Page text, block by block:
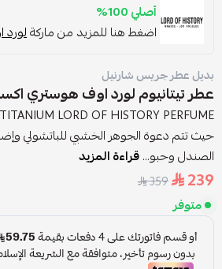
أصلي 100%
اضغط هنا للمزيد من ماركة
بديل عطر جريس شارنيل
عطر تيتانيوم لورد اوف هوستري
حيث تتم دعوة الجوهر الخشبي للباتشولي
الصندل وحبو...قراءة المزيد
239
359
متوفر